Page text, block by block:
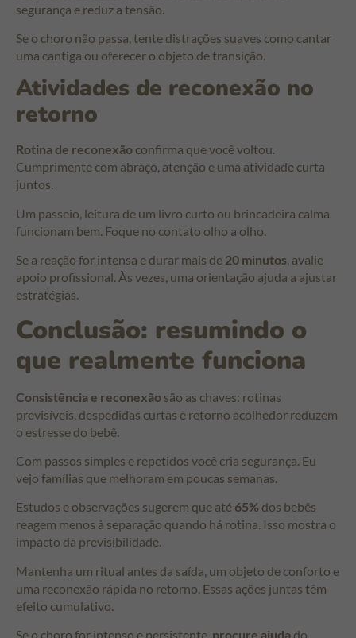
segurança e reduz a tensão.
Se o choro não passa, tente distrações suaves como cantar
uma cantiga ou oferecer o objeto de transição.
Atividades de reconexão no
retorno
Rotina de reconexão confirma que você voltou.
Cumprimente com abraço, atenção e uma atividade curta
juntos.
Um passeio, leitura de um livro curto ou brincadeira calma
funcionam bem. Foque no contato olho a olho.
Se a reação for intensa e durar mais de 20 minutos, avalie
apoio profissional. Às vezes, uma orientação ajuda a ajustar
estratégias.
Conclusão: resumindo o
que realmente funciona
Consistência e reconexão são as chaves: rotinas
previsíveis, despedidas curtas e retorno acolhedor reduzem
o estresse do bebê.
Com passos simples e repetidos você cria segurança. Eu
vejo famílias que melhoram em poucas semanas.
Estudos e observações sugerem que até 65% dos bebês
reagem menos à separação quando há rotina. Isso mostra o
impacto da previsibilidade.
Mantenha um ritual antes da saída, um objeto de conforto e
uma reconexão rápida no retorno. Essas ações juntas têm
efeito cumulativo.
Se o choro for intenso e persistente, procure ajuda do